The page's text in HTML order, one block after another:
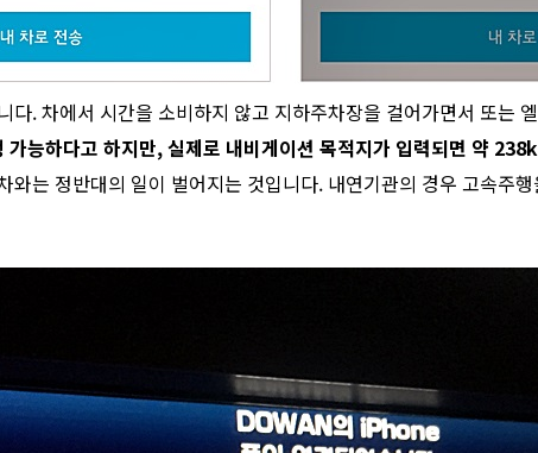
다. 차에서 시간을 소비하지 않고 지하주차장을 걸어가면서 또는
능하다고 하지만, 실제로 내비게이션 목적지가 입력되면 약
와는 정반대의 일이 벌어지는 것입니다. 내연기관의 경우 고속주